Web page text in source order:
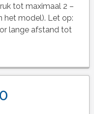
tot maximaal 2 –
het model). Let op:
lange afstand tot